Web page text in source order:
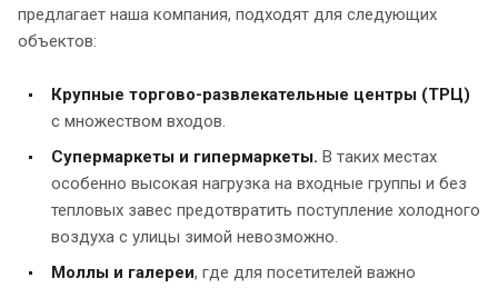
предлагает наша компания, подходят для следующих
объектов:
Крупные торгово-развлекательные центры (ТРЦ)
с множеством входов.
Супермаркеты и гипермаркеты. В таких местах
особенно высокая нагрузка на входные группы и без
тепловых завес предотвратить поступление холодного
воздуха с улицы зимой невозможно.
Моллы и галереи, где для посетителей важно